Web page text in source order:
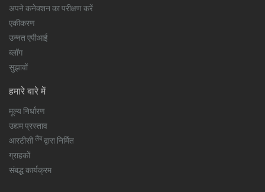
अपने कनेक्शन का परीक्षण करें
एकीकरण
उन्नत एपीआई
ब्लॉग
सुझावों
हमारे बारे में
मूल्य निर्धारण
उद्यम प्रस्ताव
आरटीसी लैबद्वारा निर्मित
ग्राहकों
संबद्ध कार्यक्रम